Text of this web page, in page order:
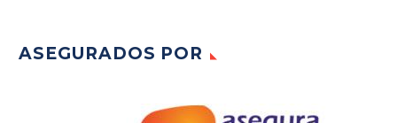
ASEGURADOS POR